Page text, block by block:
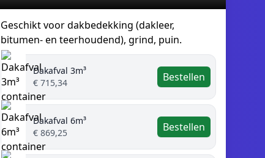
Geschikt voor dakbedekking (dakleer,
bitumen- en teerhoudend), grind, puin.
Dakafval 3m³
€ 715,34
Bestellen
Dakafval 6m³
€ 869,25
Bestellen